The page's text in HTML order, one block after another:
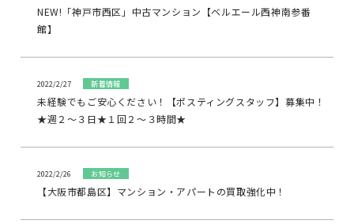
NEW!「神戸市西区」中古マンション【ベルエール西神南参番
館】
2022/2/27 新着情報
未経験でもご安心ください！【ポスティングスタッフ】募集中！
★週２～３日★１回２～３時間★
2022/2/26 お知らせ
【大阪市都島区】マンション・アパートの買取強化中！